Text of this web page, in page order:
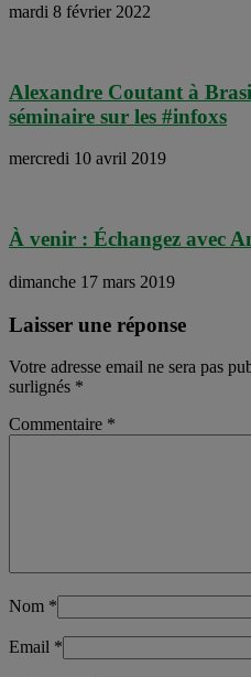
mardi 8 février 2022
Alexandre Coutant à
séminaire sur les #infoxs
mercredi 10 avril 2019
À venir : Échangez avec
dimanche 17 mars 2019
Laisser une réponse
Votre adresse email ne sera pas
surlignés *
Commentaire *
Nom *
Email *